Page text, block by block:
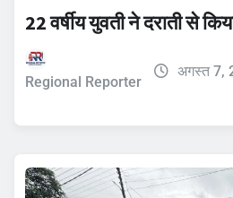
22 वर्षीय युवती ने दराती से
Regional Reporter
अगस्त 7,